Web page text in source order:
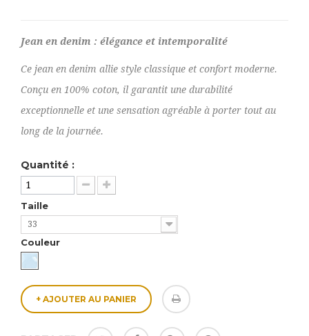
Jean en denim : élégance et intemporalité
Ce jean en denim allie style classique et confort moderne.
Conçu en 100% coton, il garantit une durabilité
exceptionnelle et une sensation agréable à porter tout au
long de la journée.
Quantité :
Taille
33
Couleur
+ AJOUTER AU PANIER